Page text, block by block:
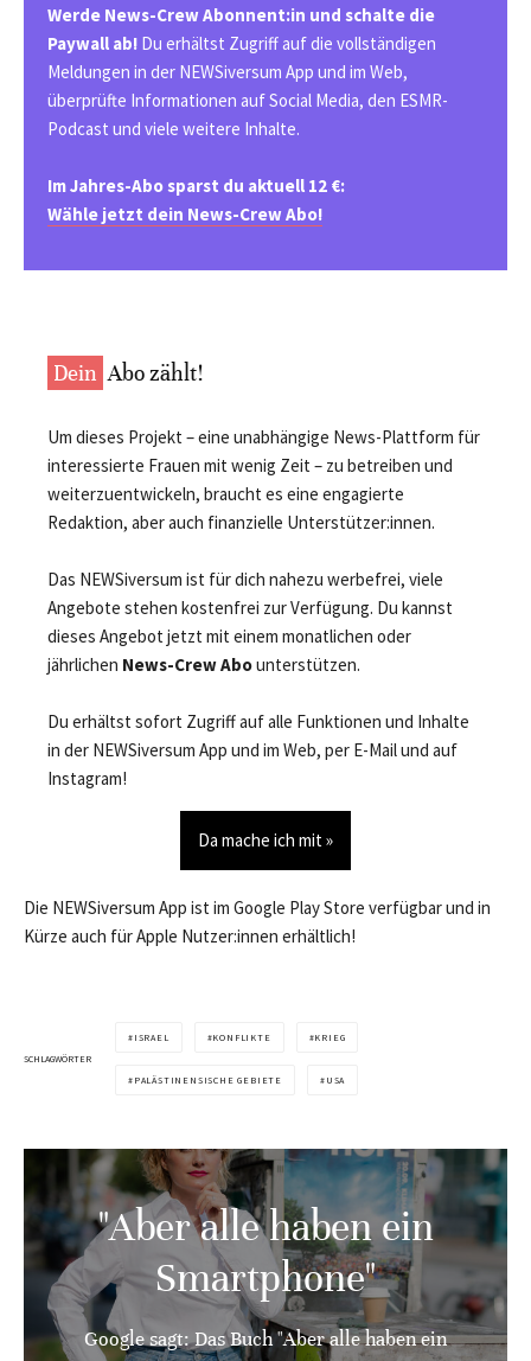
Werde News-Crew Abonnent:in und schalte die
Paywall ab! Du erhältst Zugriff auf die vollständigen
Meldungen in der NEWSiversum App und im Web,
überprüfte Informationen auf Social Media, den ESMR-
Podcast und viele weitere Inhalte.
Im Jahres-Abo sparst du aktuell 12 €:
Wähle jetzt dein News-Crew Abo!
Dein Abo zählt!
Um dieses Projekt – eine unabhängige News-Plattform für
interessierte Frauen mit wenig Zeit – zu betreiben und
weiterzuentwickeln, braucht es eine engagierte
Redaktion, aber auch finanzielle Unterstützer:innen.
Das NEWSiversum ist für dich nahezu werbefrei, viele
Angebote stehen kostenfrei zur Verfügung. Du kannst
dieses Angebot jetzt mit einem monatlichen oder
jährlichen News-Crew Abounterstützen.
Du erhältst sofort Zugriff auf alle Funktionen und Inhalte
in der NEWSiversum App und im Web, per E-Mail und auf
Instagram!
Da mache ich mit »
Die NEWSiversum App ist im Google Play Store verfügbar und in
Kürze auch für Apple Nutzer:innen erhältlich!
SCHLAGWÖRTER
ISRAEL KONFLIKTE KRIEG
PALÄSTINENSISCHE GEBIETE USA
"Aber alle haben ein
Smartphone"
Google sagt: Das Buch "Aber alle haben ein